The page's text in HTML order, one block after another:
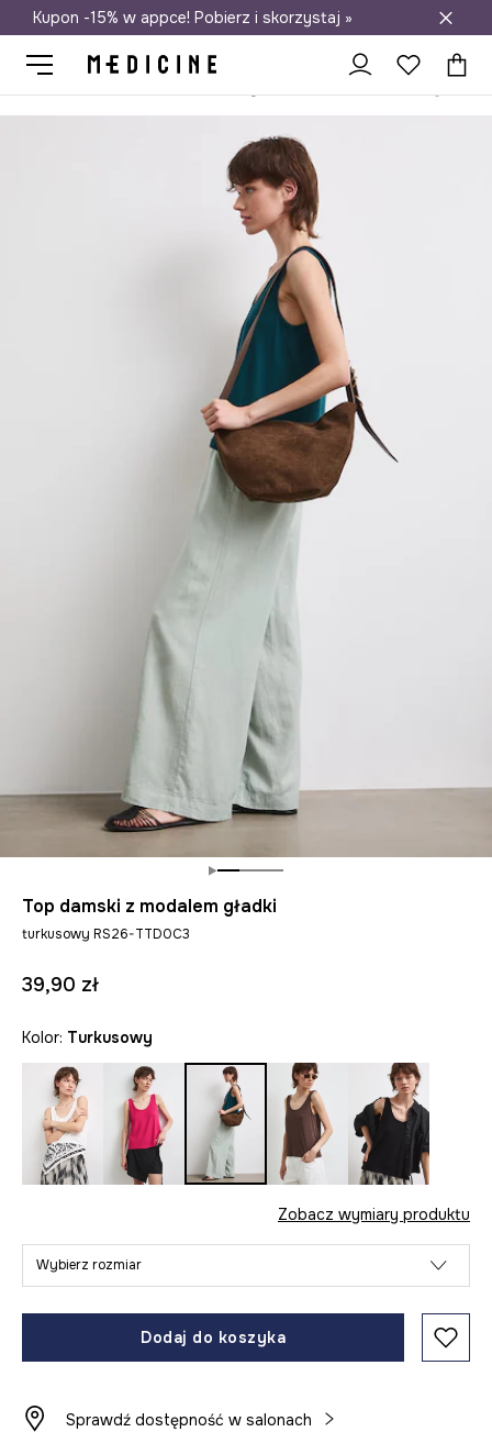
Darmowa dostawa do salonów
Kupon -15% w appce! Pobierz i skorzystaj »
Top damski z modalem gładki
turkusowy RS26-TTD0C3
39,90 zł
Kolor: turkusowy
Zobacz wymiary produktu
Wybierz rozmiar
Dodaj do koszyka
Sprawdź dostępność w salonach